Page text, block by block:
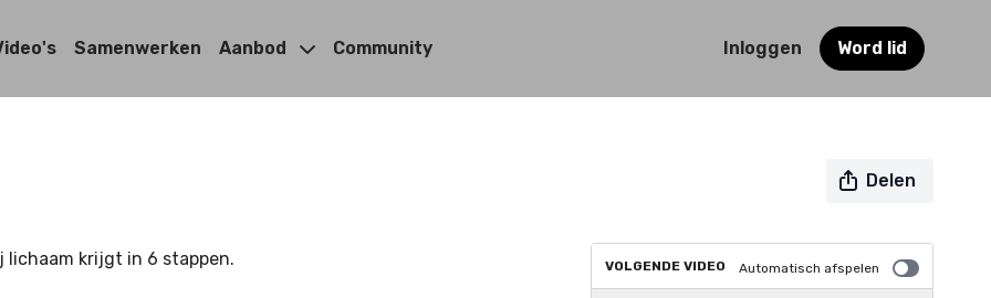
Samenwerken Aanbod Community Inloggen Word lid
Delen
lichaam krijgt in 6 stappen. VOLGENDE VIDEO Automatisch afspelen